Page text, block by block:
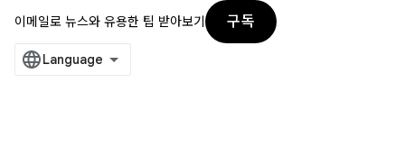
이메일로 뉴스와 유용한 팁 받아보기
구독